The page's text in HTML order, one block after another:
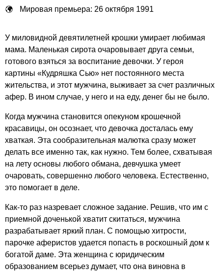
Мировая премьера: 26 октября 1991
У миловидной девятилетней крошки умирает любимая
мама. Маленькая сирота очаровывает друга семьи,
готового взяться за воспитание девочки. У героя
картины «Кудряшка Сью» нет постоянного места
жительства, и этот мужчина, выживает за счет различных
афер. В ином случае, у него и на еду, денег бы не было.
Когда мужчина становится опекуном крошечной
красавицы, он осознает, что девочка досталась ему
хваткая. Эта сообразительная малютка сразу может
делать все именно так, как нужно. Тем более, схватывая
на лету основы любого обмана, девчушка умеет
очаровать, совершенно любого человека. Естественно,
это помогает в деле.
Как-то раз назревает сложное задание. Решив, что им с
приемной доченькой хватит скитаться, мужчина
разрабатывает яркий план. С помощью хитрости,
парочке аферистов удается попасть в роскошный дом к
богатой даме. Эта женщина с юридическим
образованием всерьез думает, что она виновна в